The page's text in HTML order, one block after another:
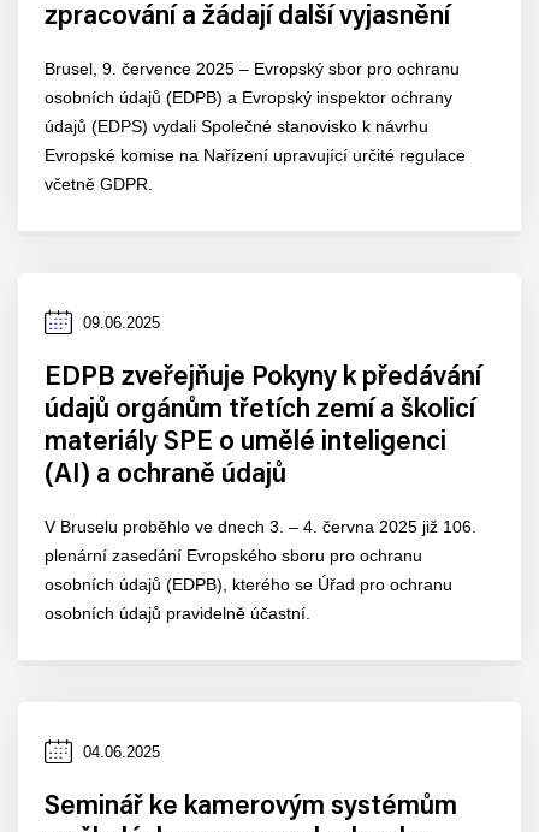
zpracování a žádají další vyjasnění
Brusel, 9. července 2025 – Evropský sbor pro ochranu
osobních údajů (EDPB) a Evropský inspektor ochrany
údajů (EDPS) vydali Společné stanovisko k návrhu
Evropské komise na Nařízení upravující určité regulace
včetně GDPR.
Datum
09.06.2025
EDPB zveřejňuje Pokyny k předávání
údajů orgánům třetích zemí a školicí
materiály SPE o umělé inteligenci
(AI) a ochraně údajů
V Bruselu proběhlo ve dnech 3. – 4. června 2025 již 106.
plenární zasedání Evropského sboru pro ochranu
osobních údajů (EDPB), kterého se Úřad pro ochranu
osobních údajů pravidelně účastní.
Datum
04.06.2025
Seminář ke kamerovým systémům